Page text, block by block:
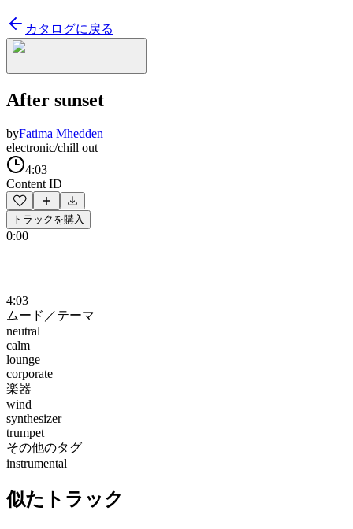
カタログに戻る
After sunset
byFatima Mhedden
electronic/chill out
4:03
Content ID
トラックを購入
0:00
4:03
ムード／テーマ
neutral
calm
lounge
corporate
楽器
wind
synthesizer
trumpet
その他のタグ
instrumental
似たトラック